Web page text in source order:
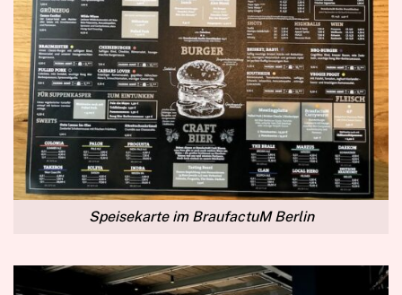
Speisekarte im BraufactuM Berlin